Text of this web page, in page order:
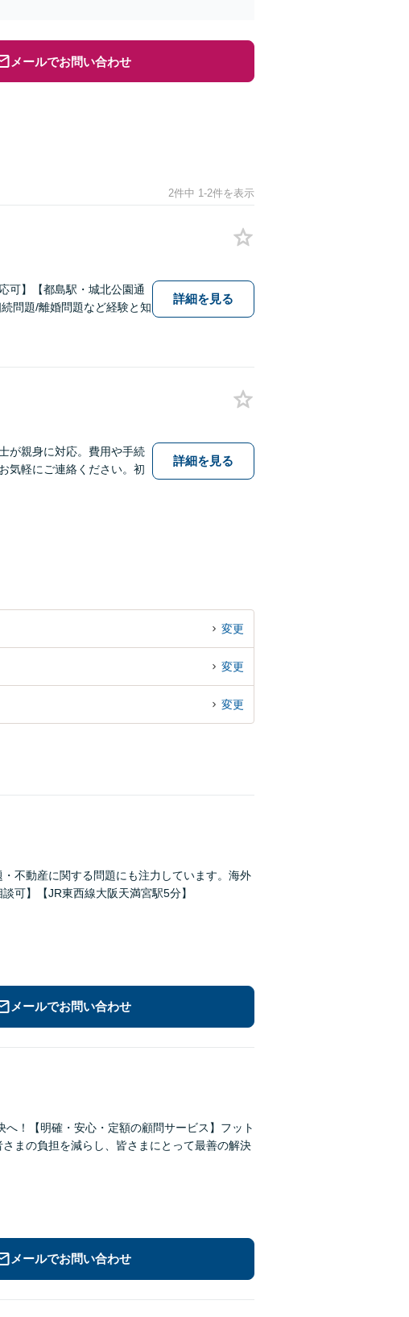
メールでお問い合わせ
2件中 1-2件を表示
可】【都島駅・城北公園通
問題/離婚問題など経験と知
詳細を見る
が親身に対応。費用や手続
気軽にご連絡ください。初
詳細を見る
変更
変更
変更
不動産に関する問題にも注力しています。海外
可】【JR東西線大阪天満宮駅5分】
メールでお問い合わせ
！【明確・安心・定額の顧問サービス】フット
まの負担を減らし、皆さまにとって最善の解決
メールでお問い合わせ